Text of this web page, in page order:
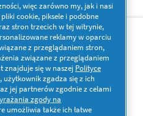
więc zarówno my, jak i nasi
cookie, piksele i podobne
stron trzecich w tej witrynie,
reklamy w oparciu
z przeglądaniem stron,
związane z przeglądaniem
znajduje się w naszej Polityce
użytkownik zgadza się z ich
jej partnerów zgodnie z celami
zgody na
umożliwia także ich łatwe